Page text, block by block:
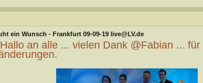
ein Wunsch - Frankfurt 09-09-19 live@LV.de
an alle ... vielen Dank @Fabian ...